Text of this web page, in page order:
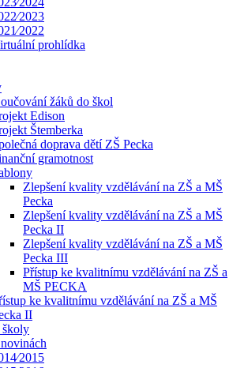
prohlídka
žáků do škol
Edison
Štemberka
doprava dětí ZŠ Pecka
gramotnost
Zlepšení kvality vzdělávání na ZŠ a MŠ
Pecka
Zlepšení kvality vzdělávání na ZŠ a MŠ
Pecka II
Zlepšení kvality vzdělávání na ZŠ a MŠ
Pecka III
Přístup ke kvalitnímu vzdělávání na ZŠ a
MŠ PECKA
ke kvalitnímu vzdělávání na ZŠ a MŠ
II
školy